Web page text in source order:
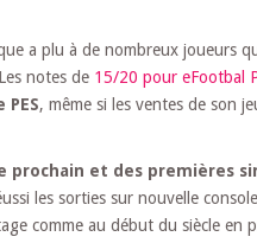
a plu à de nombreux joueurs
notes de 15/20 pour eFootbal
, même si les ventes de son
prochain et des premières
les sorties sur nouvelle
comme au début du siècle en